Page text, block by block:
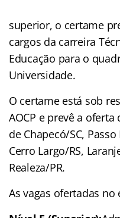
superior, o certame
cargos da carreira
Educação para o
Universidade.
O certame está sob
AOCP e prevê a
de Chapecó/SC,
Cerro Largo/RS,
Realeza/PR.
As vagas ofertadas